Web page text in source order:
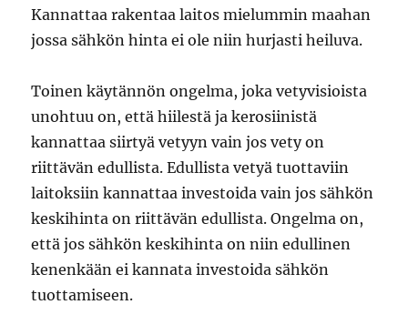
Kannattaa rakentaa laitos mielummin maahan
jossa sähkön hinta ei ole niin hurjasti heiluva.
Toinen käytännön ongelma, joka vetyvisioista
unohtuu on, että hiilestä ja kerosiinistä
kannattaa siirtyä vetyyn vain jos vety on
riittävän edullista. Edullista vetyä tuottaviin
laitoksiin kannattaa investoida vain jos sähkön
keskihinta on riittävän edullista. Ongelma on,
että jos sähkön keskihinta on niin edullinen
kenenkään ei kannata investoida sähkön
tuottamiseen.